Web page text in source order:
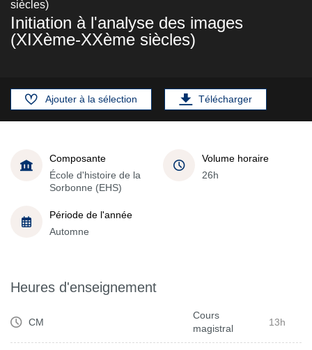
siècles)
Initiation à l'analyse des images
(XIXème-XXème siècles)
Ajouter à la sélection Télécharger
Composante
École d'histoire de la
Sorbonne (EHS)
Volume horaire
26h
Période de l'année
Automne
Heures d'enseignement
CM
Cours
magistral
13h